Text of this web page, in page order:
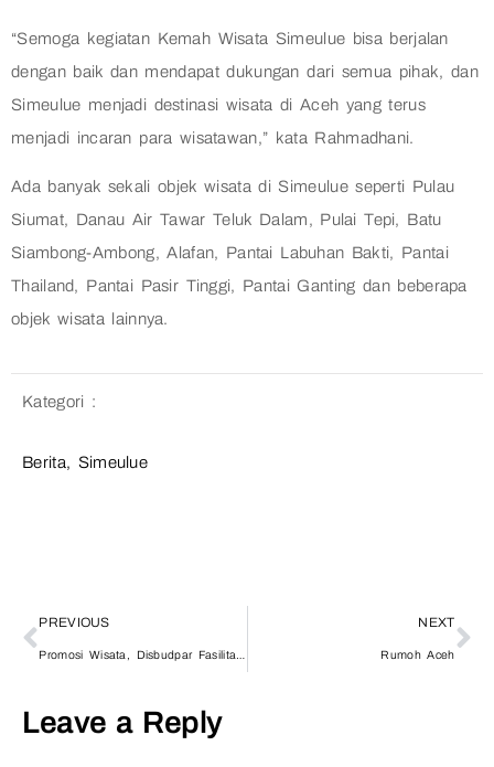
“Semoga kegiatan Kemah Wisata Simeulue bisa berjalan
dengan baik dan mendapat dukungan dari semua pihak, dan
Simeulue menjadi destinasi wisata di Aceh yang terus
menjadi incaran para wisatawan,” kata Rahmadhani.
Ada banyak sekali objek wisata di Simeulue seperti Pulau
Siumat, Danau Air Tawar Teluk Dalam, Pulai Tepi, Batu
Siambong-Ambong, Alafan, Pantai Labuhan Bakti, Pantai
Thailand, Pantai Pasir Tinggi, Pantai Ganting dan beberapa
objek wisata lainnya.
Kategori :
Berita, Simeulue
PREVIOUS NEXT
Rumoh Aceh
Leave a Reply